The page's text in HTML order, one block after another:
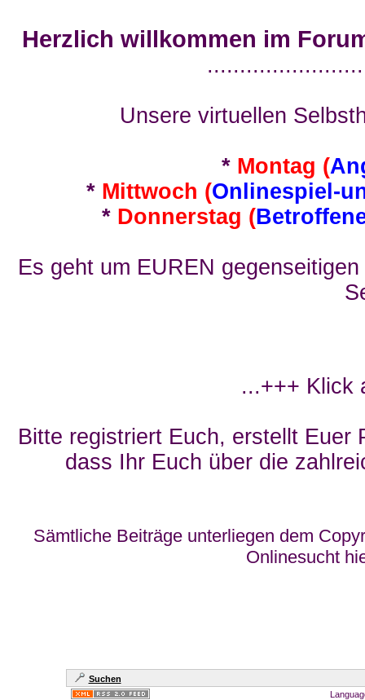
Herzlich willkommen im
Unsere virtuellen
* Montag (
* Mittwoch (Onlinespiel-
* Donnerstag (
Es geht um EUREN
...+++ Klick
Bitte registriert Euch, erstellt Euer
dass Ihr Euch über die
Sämtliche Beiträge unterliegen dem
Onlinesucht
Suchen